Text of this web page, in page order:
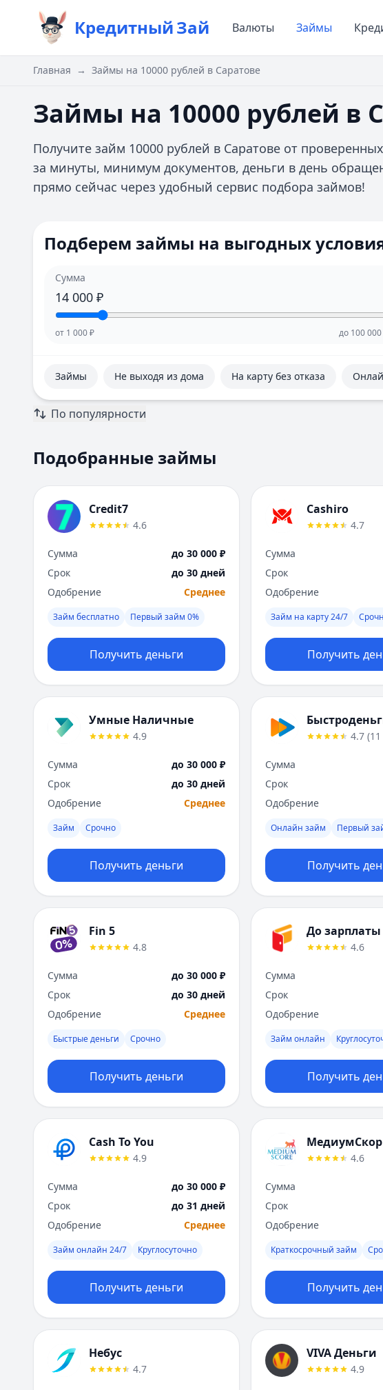
КредитныйЗай Валюты Займы
Главная → Займы на 10000 рублей в Саратове
Займы на 10000 рублей в
Получите займ 10000 рублей в Саратове от
за минуты, минимум документов, деньги в день
прямо сейчас через удобный сервис подбора займов!
Подберем займы на выгодных
Сумма
14 000 ₽
от 1 000₽ до 100 000
Займы Не выходя из дома На карту без отказа
По популярности
Подобранные займы
Credit7
4.6
Сумма
до 30 000 ₽
Срок
до 30 дней
Одобрение
Среднее
Займ бесплатно Первый займ 0%
Получить деньги
Cashiro
4.7
Сумма
Срок
Одобрение
Займ на карту 24/7
Получить
Умные Наличные
4.9
Сумма
до 30 000 ₽
Срок
до 30 дней
Одобрение
Среднее
Займ Срочно
Получить деньги
4.7 (11
Сумма
Срок
Одобрение
Онлайн займ Первый
Получить
Fin 5
4.8
Сумма
до 30 000 ₽
Срок
до 30 дней
Одобрение
Среднее
Быстрые деньги Срочно
Получить деньги
До зарплаты
4.6
Сумма
Срок
Одобрение
Займ онлайн
Получить
Cash To You
4.9
Сумма
до 30 000 ₽
Срок
до 31 дней
Одобрение
Среднее
Займ онлайн 24/7 Круглосуточно
Получить деньги
МедиумСкор
4.6
Сумма
Срок
Одобрение
Краткосрочный займ
Получить
Небус
4.7
VIVA Деньги
4.9